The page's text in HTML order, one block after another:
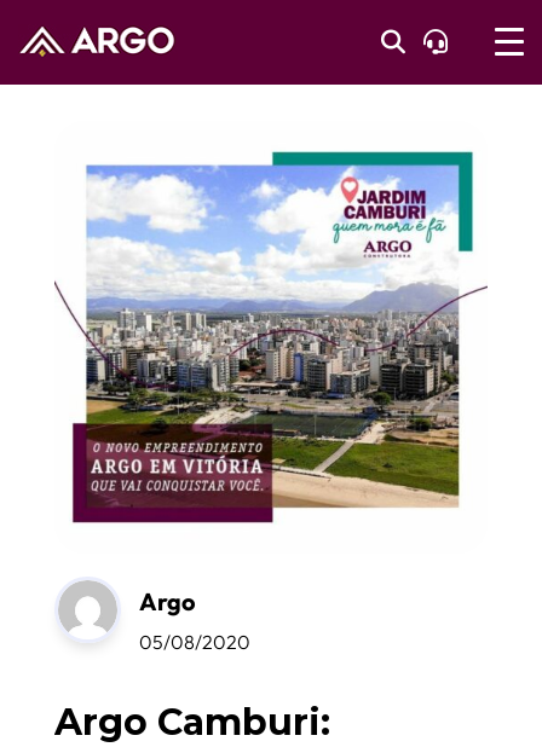
Argo
05/08/2020
Argo Camburi: